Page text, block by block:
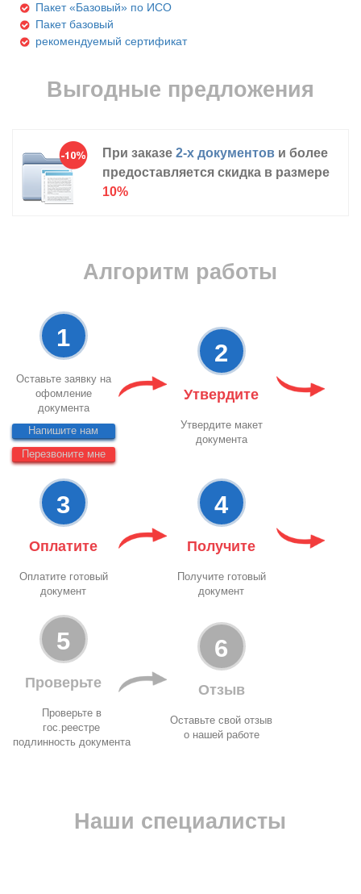
Пакет «Базовый» по ИСО
Пакет базовый
рекомендуемый сертификат
Выгодные предложения
При заказе 2-х документов и более
предоставляется скидка в размере
10%
Алгоритм работы
1
Оставьте заявку на
офомление
документа
Напишите нам
Перезвоните мне
2
Утвердите
Утвердите макет
документа
3
Оплатите
Оплатите готовый
документ
4
Получите
Получите готовый
документ
5
Проверьте
Проверьте в
гос.реестре
подлинность документа
6
Отзыв
Оставьте свой отзыв
о нашей работе
Наши специалисты